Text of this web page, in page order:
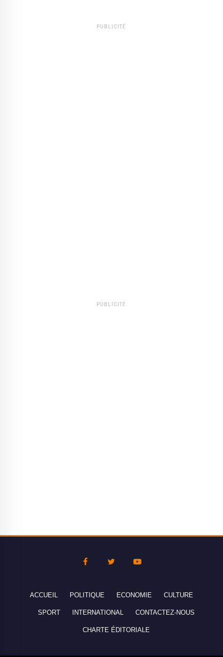
PUBLICITÉ
PUBLICITÉ
ACCUEIL POLITIQUE ECONOMIE CULTURE
SPORT INTERNATIONAL CONTACTEZ-NOUS
CHARTE ÉDITORIALE